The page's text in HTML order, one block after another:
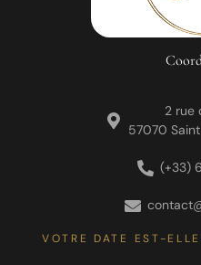
2 rue
57070
(+33)
VOTRE DATE EST-